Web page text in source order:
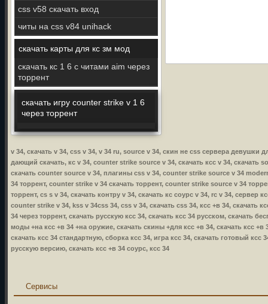
css v58 скачать вход
читы на css v84 unihack
скачать карты для кс зм мод
скачать кс 1 6 с читами aim через
торрент
скачать игру counter strike v 1 6
через торрент
v 34, скачать v 34, css v 34, v 34 ru, source v 34, скин не css сервера девушки
дающий скачать, кс v 34, counter strike source v 34, скачать ксс v 34, скачать
скачать counter source v 34, плагины css v 34, counter strike source v 34
34 торрент, counter strike v 34 скачать торрент, counter strike source v 34
торрент, cs s v 34, скачать контру v 34, скачать кс соурс v 34, rc v 34, сервер
counter strike v 34, kss v 34css 34, css v 34, скачать css 34, ксс +в 34, скачать
34 через торрент, скачать русскую ксс 34, скачать ксс 34 русском, скачать
моды +на ксс +в 34 +на оружие, скачать скины +для ксс +в 34, скачать ксс +в
скачать ксс 34 стандартную, сборка ксс 34, игра ксс 34, скачать готовый ксс
русскую версию, скачать ксс +в 34 соурс, ксс 34
Сервисы